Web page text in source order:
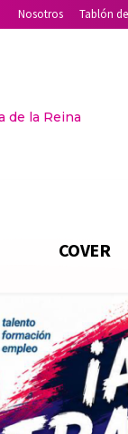
Nosotros Tablón
de la Reina
COVER